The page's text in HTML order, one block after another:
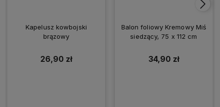
Kapelusz kowbojski
brązowy
26,90 zł
Balon foliowy Kremowy Miś
siedzący, 75 x 112 cm
34,90 zł